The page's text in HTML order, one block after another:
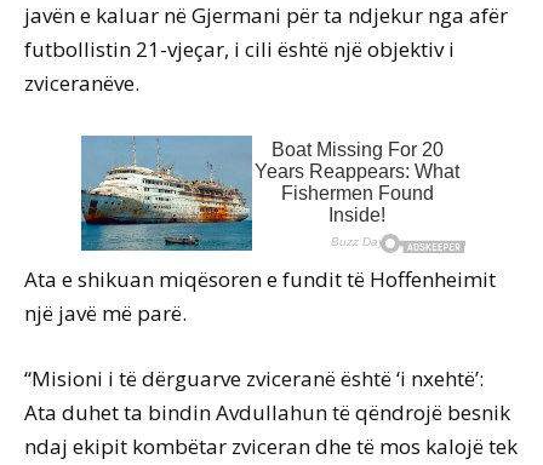
javën e kaluar në Gjermani për ta ndjekur nga afër
futbollistin 21-vjeçar, i cili është një objektiv i
zviceranëve.
Ata e shikuan miqësoren e fundit të Hoffenheimit
një javë më parë.
“Misioni i të dërguarve zviceranë është ‘i nxehtë’:
Ata duhet ta bindin Avdullahun të qëndrojë besnik
ndaj ekipit kombëtar zviceran dhe të mos kalojë tek